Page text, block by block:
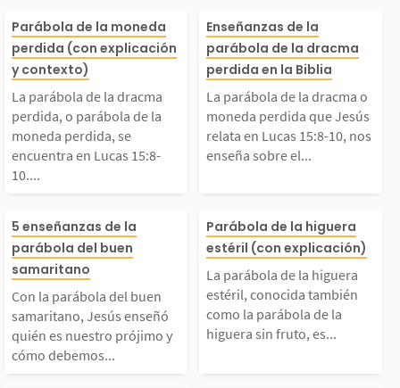
parábola de la dra
perdida, o paráb
de la moneda perd
se encuentra en L
15:8-10. La pará
de la moneda per
"¿O qué mujer, si
Parábola de la moneda
perdida (con explicación
y contexto)
La parábola de la dracma
perdida, o parábola de la
moneda perdida, se
encuentra en Lucas 15:8-
10....
La parábola
cma o moneda
a que Jesús
Lucas 15:8-10,
seña sobre el
a misericordia
s. También
gran...
Enseñanzas de la
parábola de la dracma
perdida en la Biblia
La parábola de la dracma o
moneda perdida que Jesús
relata en Lucas 15:8-10, nos
enseña sobre el...
la parábola del b
samaritano, Jesús
quién es nuest
prójimo y cómo deb
5 enseñanzas de la
parábola del buen
samaritano
Con la parábola del buen
samaritano, Jesús enseñó
quién es nuestro prójimo y
cómo debemos...
La parábola
uera estéril,
también como
bola de la
Parábola de la higuera
estéril (con explicación)
La parábola de la higuera
estéril, conocida también
como la parábola de la
higuera sin fruto, es...